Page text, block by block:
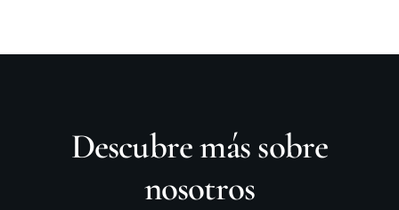
Descubre más sobre
nosotros